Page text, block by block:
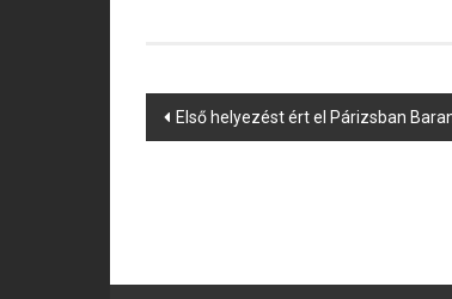
Post
Első helyezést ért el Párizsban